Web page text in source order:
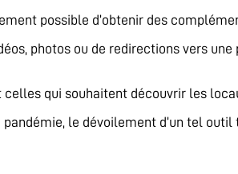
possible d’obtenir des
photos ou de redirections vers une
qui souhaitent découvrir les
le dévoilement d’un tel